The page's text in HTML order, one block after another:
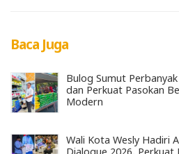
Baca Juga
Bulog Sumut
dan Perkuat Pasokan
Modern
Wali Kota Wesly Hadiri